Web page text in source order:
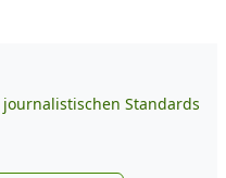
journalistischen Standards